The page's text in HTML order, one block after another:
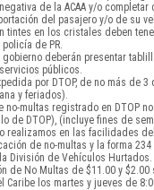
de la ACAA y/o
del pasajero y/o de su
tintes en los cristales deben
de PR.
deberán presentar
públicos.
por DTOP, de no más de
y feriados).
no-multas registrado en DTOP
de DTOP), (incluye fines de
realizamos en las facilidades
de no-multas y la forma
División de Vehículos
de No Multas de $11.00 y
Caribe los martes y jueves de